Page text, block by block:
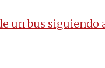
un bus siguiendo